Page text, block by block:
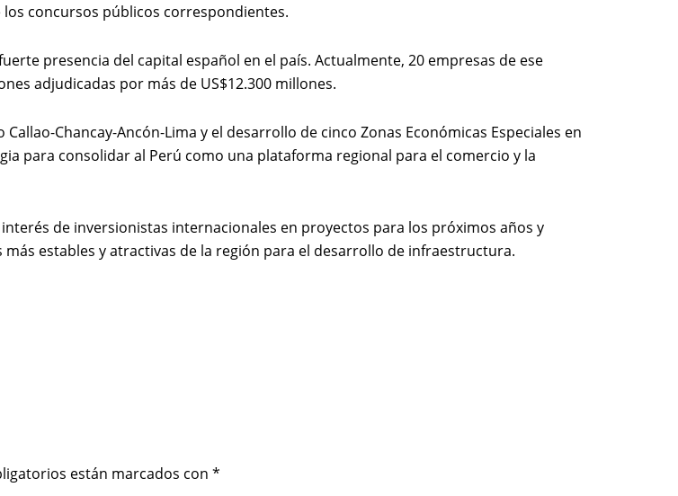
concursos públicos correspondientes.
presencia del capital español en el país. Actualmente, 20 empresas de ese
adjudicadas por más de US$12.300 millones.
Chancay-Ancón-Lima y el desarrollo de cinco Zonas Económicas Especiales en
para consolidar al Perú como una plataforma regional para el comercio y la
de inversionistas internacionales en proyectos para los próximos años y
estables y atractivas de la región para el desarrollo de infraestructura.
están marcados con *